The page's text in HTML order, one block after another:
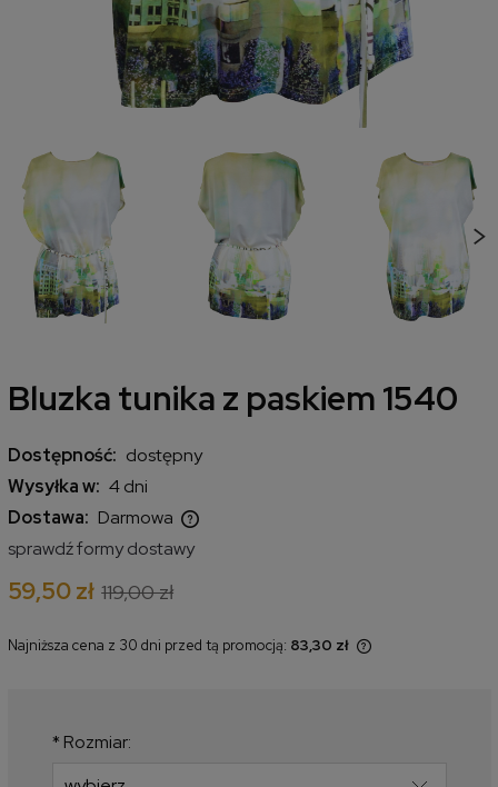
Bluzka tunika z paskiem 1540
Dostępność: dostępny
Wysyłka w: 4 dni
Dostawa: Darmowa
Cena nie zawiera ewentualnych kosztów płatności
sprawdź formy dostawy
59,50 zł 119,00 zł
Najniższa cena z 30 dni przed tą promocją: 83,30 zł
* Rozmiar: